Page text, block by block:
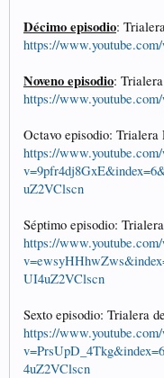
Décimo episodio:
https://
Noveno episodio:
https://
Octavo episodio: Trialera
https://
uZ2VClscn
Séptimo episodio:
https://
UI4uZ2VClscn
Sexto episodio: Trialera
https://
4uZ2VClscn